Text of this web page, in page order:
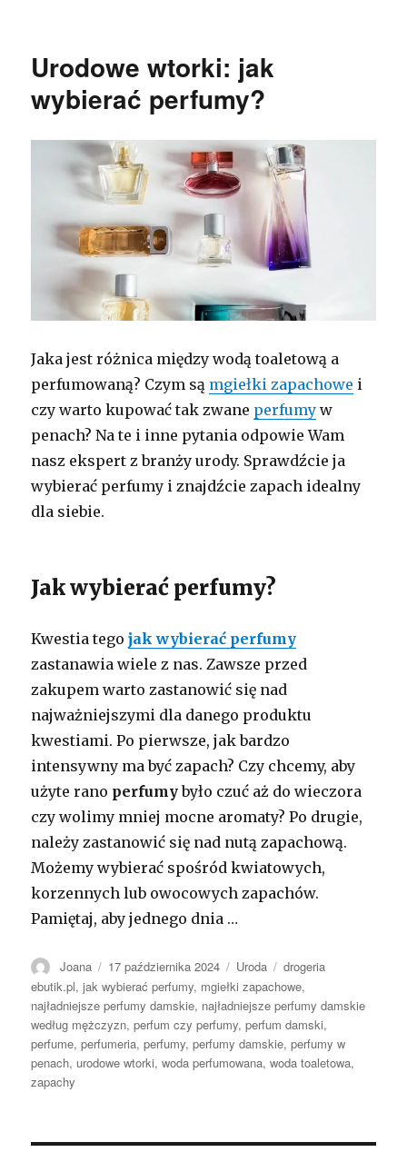
Urodowe wtorki: jak
wybierać perfumy?
Jaka jest różnica między wodą toaletową a
perfumowaną? Czym są mgiełki zapachowe i
czy warto kupować tak zwane perfumy w
penach? Na te i inne pytania odpowie Wam
nasz ekspert z branży urody. Sprawdźcie ja
wybierać perfumy i znajdźcie zapach idealny
dla siebie.
Jak wybierać perfumy?
Kwestia tegojak wybierać perfumy
zastanawia wiele z nas. Zawsze przed
zakupem warto zastanowić się nad
najważniejszymi dla danego produktu
kwestiami. Po pierwsze, jak bardzo
intensywny ma być zapach? Czy chcemy, aby
użyte rano perfumybyło czuć aż do wieczora
czy wolimy mniej mocne aromaty? Po drugie,
należy zastanowić się nad nutą zapachową.
Możemy wybierać spośród kwiatowych,
korzennych lub owocowych zapachów.
Pamiętaj, aby jednego dnia …
Autor
Joana Opublikowano
17 października 2024 Kategorie
Uroda Tagi
drogeria
ebutik.pl,jak wybierać perfumy, mgiełki zapachowe,
najładniejsze perfumy damskie, najładniejsze perfumy damskie
według mężczyzn,perfum czy perfumy,perfum damski,
perfume,perfumeria,perfumy,perfumy damskie,perfumy w
penach, urodowe wtorki,woda perfumowana,woda toaletowa,
zapachy